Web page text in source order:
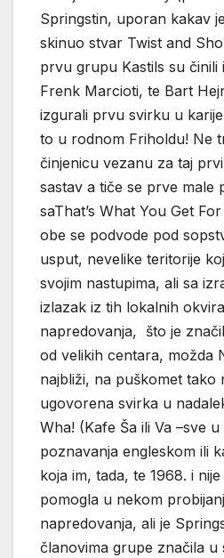
Springstin, uporan kakav
skinuo stvar Twist and
prvu grupu Kastils su činili
Frenk Marcioti, te Bart
izgurali prvu svirku u
to u rodnom Friholdu! Ne
činjenicu vezanu za taj
sastav a tiče se prve male
saThat’s What You Get
obe se podvode pod
usput, nevelike teritorije
svojim nastupima, ali sa
izlazak iz tih lokalnih
napredovanja, što je
od velikih centara, možda
najbliži, na puškomet tako
ugovorena svirka u
Wha! (Kafe Ša ili Va –sve
poznavanja engleskom ili
koja im, tada, te 1968. i
pomogla u nekom
napredovanja, ali je
članovima grupe značila u